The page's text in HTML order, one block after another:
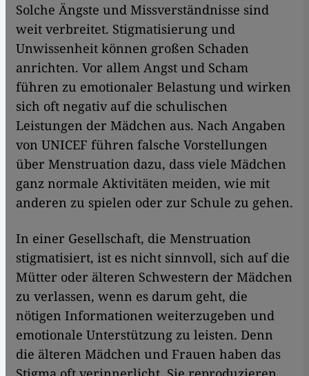
Solche Ängste und Missverständnisse sind
weit verbreitet. Stigmatisierung und
Unwissenheit können großen Schaden
anrichten. Vor allem Angst und Scham
führen zu emotionaler Belastung und wirken
sich oft negativ auf die schulischen
Leistungen der Mädchen aus. Nach Angaben
von UNICEF führen falsche Vorstellungen
über Menstruation dazu, dass viele Mädchen
ganz normale Aktivitäten meiden, wie mit
anderen zu spielen oder zur Schule zu gehen.
In einer Gesellschaft, die Menstruation
stigmatisiert, ist es nicht sinnvoll, sich auf die
Mütter oder älteren Schwestern der Mädchen
zu verlassen, wenn es darum geht, die
nötigen Informationen weiterzugeben und
emotionale Unterstützung zu leisten. Denn
die älteren Mädchen und Frauen haben das